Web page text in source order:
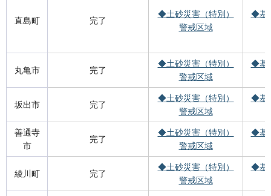
直島町 完了
◆土砂災害（特別）
警戒区域
◆基
丸亀市 完了
◆土砂災害（特別）
警戒区域
◆基
坂出市 完了
◆土砂災害（特別）
警戒区域
◆基
善通寺
市
完了
◆土砂災害（特別）
警戒区域
◆基
綾川町 完了
◆土砂災害（特別）
警戒区域
◆基